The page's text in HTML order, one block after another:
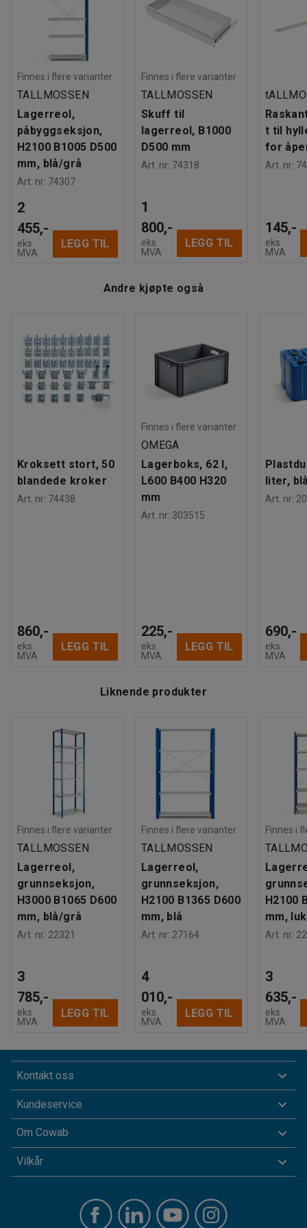
ryggkryss eller avstiver for å øke stabiliteten. Du kan også
utvide hyllesystemet med ekstra hyller, skuffer, dører og
Farge stolpe
Antall hyller: 5
Maksbelastning hylle (jevnt fordelt) : 150 kg
Gavl
Åpen gavl
Anbefalt antall personer til håndtering
Beregnet håndteringstid/person: 30
Min
Vekt: 34,7 kg
Montering: Leveres umontert
Finnes i flere varianter
TALLMOSSEN
Lagerreol,
påbyggseksjon,
H2100 B1005 D500
mm, blå/grå
Art. nr: 74307
2
455,-
eks.
MVA
LEGG TIL
Finnes i flere varianter
TALLMOSSEN
Skuff til
lagerreol, B1000
D500 mm
Art. nr: 74318
1
800,-
eks.
MVA
LEGG TIL
t til
for
Art. nr:
145,-
eks.
MVA
Andre kjøpte også
Kroksett stort, 50
blandede kroker
Art. nr: 74438
860,-
eks.
MVA
LEGG TIL
Finnes i flere varianter
OMEGA
Lagerboks, 62 l,
L600 B400 H320
mm
Art. nr: 303515
225,-
eks.
MVA
LEGG TIL
liter,
Art. nr:
690,-
eks.
MVA
Liknende produkter
Finnes i flere varianter
TALLMOSSEN
Lagerreol,
grunnseksjon,
H3000 B1065 D600
mm, blå/grå
Art. nr: 22321
3
785,-
eks.
MVA
LEGG TIL
Finnes i flere varianter
TALLMOSSEN
Lagerreol,
grunnseksjon,
H2100 B1365 D600
mm, blå
Art. nr: 27164
4
010,-
eks.
MVA
LEGG TIL
Finnes i
H2100
mm,
Art. nr:
3
635,-
eks.
MVA
Kontakt oss
Kundeservice
Om Cowab
Vilkår